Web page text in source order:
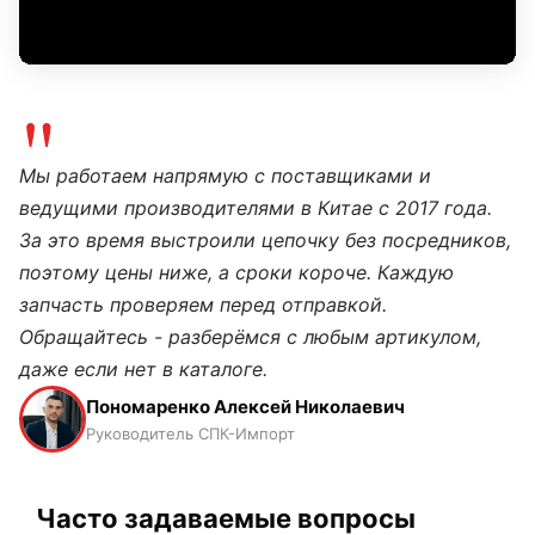
"
Мы работаем напрямую с поставщиками и
ведущими производителями в Китае с 2017 года.
За это время выстроили цепочку без посредников,
поэтому цены ниже, а сроки короче. Каждую
запчасть проверяем перед отправкой.
Обращайтесь - разберёмся с любым артикулом,
даже если нет в каталоге.
Пономаренко Алексей Николаевич
Руководитель СПК-Импорт
Часто задаваемые вопросы